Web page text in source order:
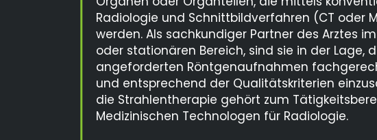
Radiologie und Schnittbildverfahren (CT oder
werden. Als sachkundiger Partner des Arztes
oder stationären Bereich, sind sie in der Lage,
angeforderten Röntgenaufnahmen
und entsprechend der Qualitätskriterien
die Strahlentherapie gehört zum
Medizinischen Technologen für Radiologie.